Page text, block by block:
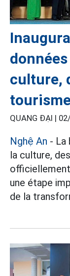
culture,
QUANG ĐẠI |
Nghệ An - La
la culture,
une étape
de la